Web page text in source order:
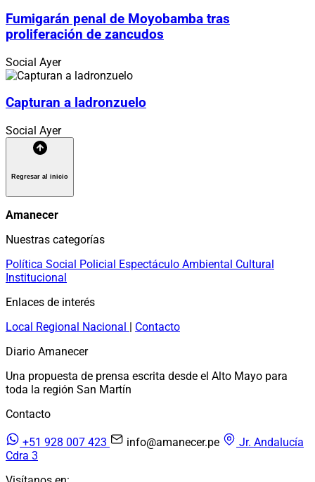
Fumigarán penal de Moyobamba tras
proliferación de zancudos
Social Ayer
Capturan a ladronzuelo
Social Ayer
Regresar al inicio
Amanecer
Nuestras categorías
Política Social Policial Espectáculo Ambiental Cultural
Institucional
Enlaces de interés
Local Regional Nacional | Contacto
Diario Amanecer
Una propuesta de prensa escrita desde el Alto Mayo para
toda la región San Martín
Contacto
+51 928 007 423 info@amanecer.pe
Jr. Andalucía
Cdra 3